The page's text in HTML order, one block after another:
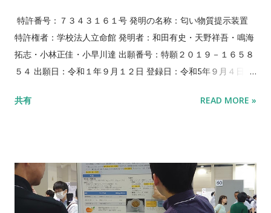
特許番号：７３４３１６１号 発明の名称：匂い物質提示装置
特許権者：学校法人立命館 発明者：和田有史・天野祥吾・鳴海
拓志・小林正佳・小早川達 出願番号：特願２０１９－１６５８
５４ 出願日：令和１年９月１２日 登録日：令和5年９月４日 概
ニューレから香気成分を呼吸に連動させて提示する装置。吸気
Kobayakawa, Masayoshi Kobayashi, Masahiko Tamura, Yuko
Kusakabe, Yuji Wada* (2022). Odor-Induced Taste
Enhancement Is Specific to Naturally Occurring Temporal
共有 READ MORE »